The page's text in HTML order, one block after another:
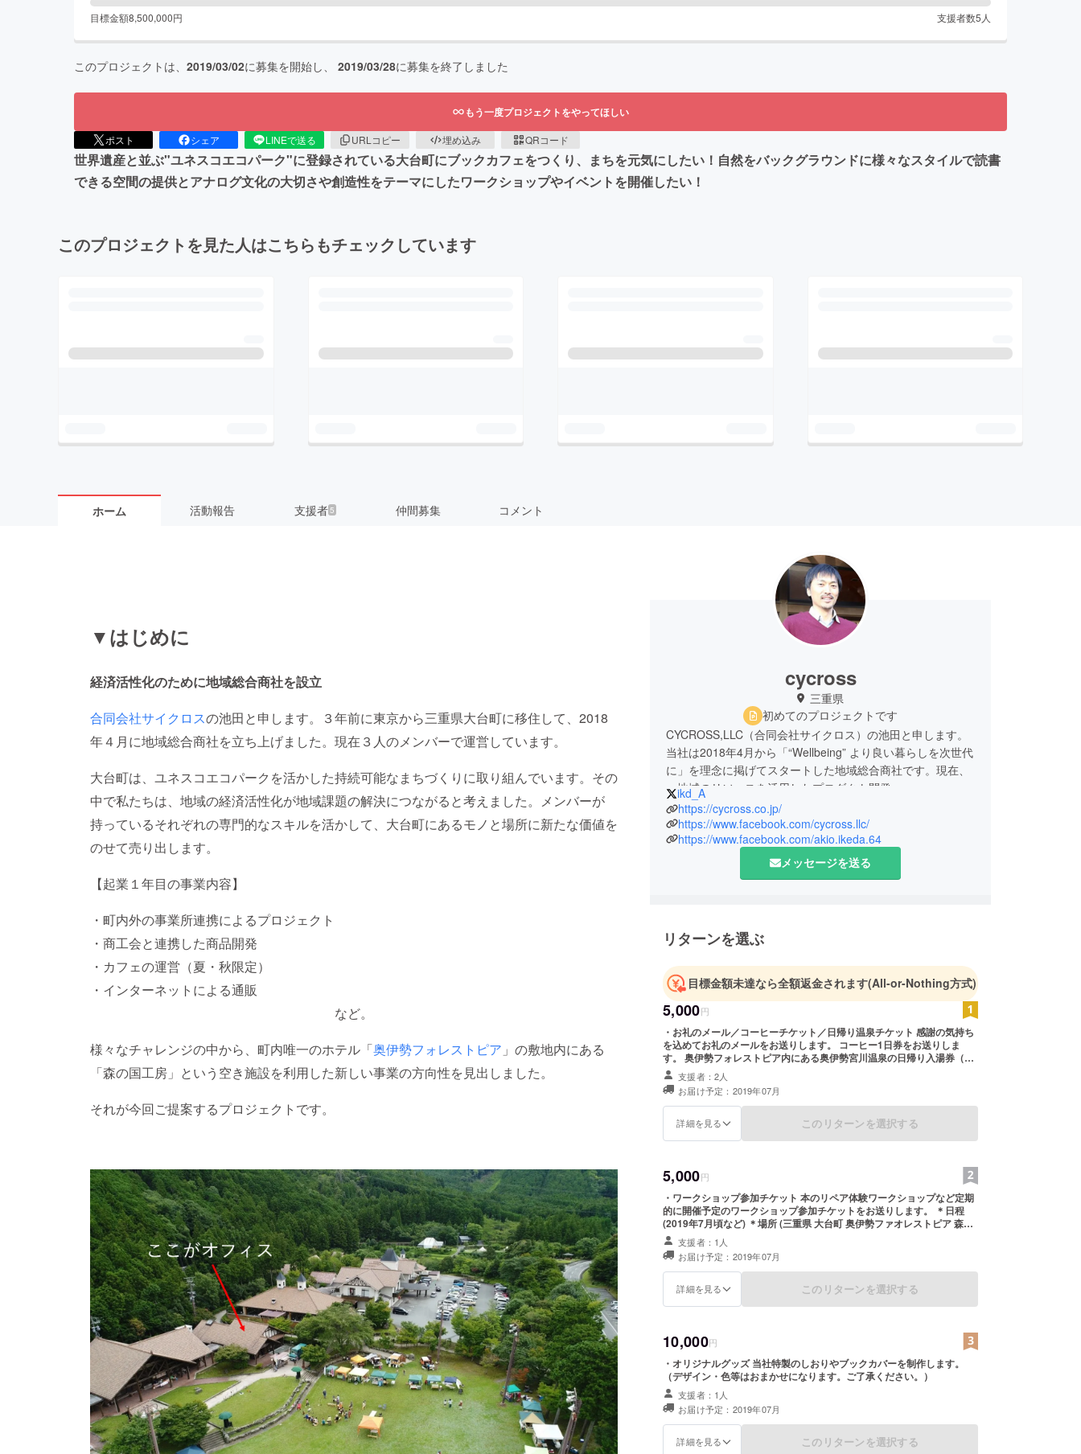
目標金額8,500,000円 支援者数5 人
このプロジェクトは、 2019/03/02に募集を開始し、 2019/03/28に募集を終了しました
もう一度プロジェクトをやってほしい
ポスト シェア LINEで送る URLコピー 埋め込み QRコード
世界遺産と並ぶ"ユネスコエコパーク"に登録されている大台町にブックカフェをつくり、まちを元気にしたい！自然をバックグラウンドに様々なスタイルで読書
できる空間の提供とアナログ文化の大切さや創造性をテーマにしたワークショップやイベントを開催したい！
このプロジェクトを見た人はこちらもチェックしています
ホーム 活動報告 支援者5 仲間募集 コメント
▼はじめに
経済活性化のために地域総合商社を設立
合同会社サイクロスの池田と申します。３年前に東京から三重県大台町に移住して、2018
年４月に地域総合商社を立ち上げました。現在３人のメンバーで運営しています。
大台町は、ユネスコエコパークを活かした持続可能なまちづくりに取り組んでいます。その
中で私たちは、地域の経済活性化が地域課題の解決につながると考えました。メンバーが
持っているそれぞれの専門的なスキルを活かして、大台町にあるモノと場所に新たな価値を
のせて売り出します。
【起業１年目の事業内容】
・町内外の事業所連携によるプロジェクト
・商工会と連携した商品開発
・カフェの運営（夏・秋限定）
・インターネットによる通販
など。
様々なチャレンジの中から、町内唯一のホテル「奥伊勢フォレストピア 」の敷地内にある
「森の国工房」という空き施設を利用した新しい事業の方向性を見出しました。
それが今回ご提案するプロジェクトです。
cycross
三重県
初めてのプロジェクトです
CYCROSS,LLC（合同会社サイクロス）の池田と申します。
当社は2018年4月から「“Wellbeing” より良い暮らしを次世代
に」を理念に掲げてスタートした地域総合商社です。現在、
・地域のリソースを活用したプロダクト開発
・町内外事業所の企画、営業、販促サポート
・各種イベントやコンテンツの開発
・行政と連携した観光マネジメント
など、都市と地域との新しい関係を構築しながら経済活性化
に取り組んでいます。
ikd_A
https://cycross.co.jp/
https://www.facebook.com/cycross.llc/
https://www.facebook.com/akio.ikeda.64
メッセージを送る
リターンを選ぶ
目標金額未達なら全額返金されます(All-or-Nothing方式)
5,000円
・お礼のメール／コーヒーチケット／日帰り温泉チケット 感謝の気持ち
を込めてお礼のメールをお送りします。 コーヒー1日券をお送りしま
す。 奥伊勢フォレストピア内にある奥伊勢宮川温泉の日帰り入湯券（1
回分）をお送りします。
支援者：2人
お届け予定：2019年07月
詳細を見る このリターンを選択する
5,000円
・ワークショップ参加チケット 本のリペア体験ワークショップなど定期
的に開催予定のワークショップ参加チケットをお送りします。 ＊日程
(2019年7月頃など) ＊場所 (三重県 大台町 奥伊勢ファオレストピア 森の
国工房) ＊定員10名 ＊交通費や滞在費については自己負担となります。
予めご了承ください。
支援者：1人
お届け予定：2019年07月
詳細を見る このリターンを選択する
10,000円
・オリジナルグッズ 当社特製のしおりやブックカバーを制作します。
（デザイン・色等はおまかせになります。ご了承ください。）
支援者：1人
お届け予定：2019年07月
詳細を見る このリターンを選択する